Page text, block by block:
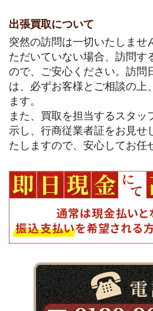
出張買取について
突然の訪問は一切いたしませ
ただいていない場合、訪問す
ので、ご安心ください。訪問
は、必ずお客様とご相談の上
ます。
また、買取を担当するスタッ
示し、行商従業者証をお見せ
たしますので、安心してお任